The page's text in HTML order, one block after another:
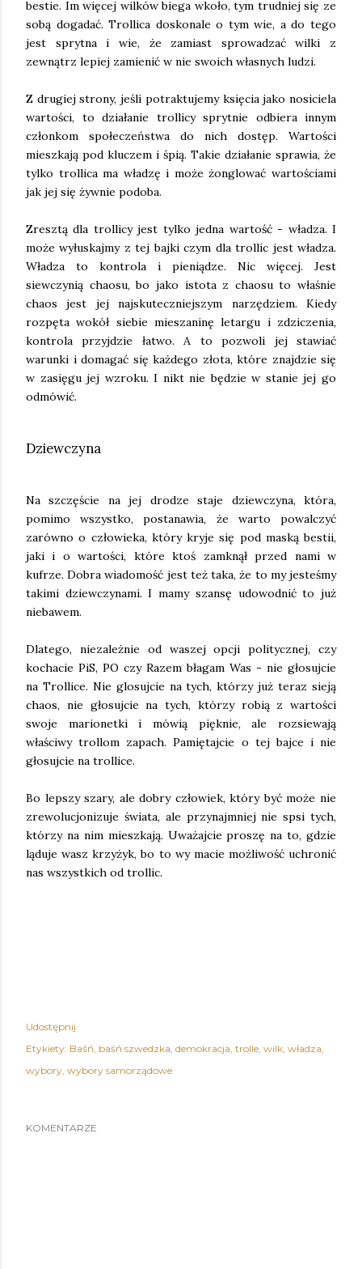
bestie. Im więcej wilków biega wkoło, tym trudniej się ze
sobą dogadać. Trollica doskonale o tym wie, a do tego
jest sprytna i wie, że zamiast sprowadzać wilki z
zewnątrz lepiej zamienić w nie swoich własnych ludzi.
Z drugiej strony, jeśli potraktujemy księcia jako nosiciela
wartości, to działanie trollicy sprytnie odbiera innym
członkom społeczeństwa do nich dostęp. Wartości
mieszkają pod kluczem i śpią. Takie działanie sprawia, że
tylko trollica ma władzę i może żonglować wartościami
jak jej się żywnie podoba.
Zresztą dla trollicy jest tylko jedna wartość - władza. I
może wyłuskajmy z tej bajki czym dla trollic jest władza.
Władza to kontrola i pieniądze. Nic więcej. Jest
siewczynią chaosu, bo jako istota z chaosu to właśnie
chaos jest jej najskuteczniejszym narzędziem. Kiedy
rozpęta wokół siebie mieszaninę letargu i zdziczenia,
kontrola przyjdzie łatwo. A to pozwoli jej stawiać
warunki i domagać się każdego złota, które znajdzie się
w zasięgu jej wzroku. I nikt nie będzie w stanie jej go
odmówić.
Dziewczyna
Na szczęście na jej drodze staje dziewczyna, która,
pomimo wszystko, postanawia, że warto powalczyć
zarówno o człowieka, który kryje się pod maską bestii,
jaki i o wartości, które ktoś zamknął przed nami w
kufrze. Dobra wiadomość jest też taka, że to my jesteśmy
takimi dziewczynami. I mamy szansę udowodnić to już
niebawem.
Dlatego, niezależnie od waszej opcji politycznej, czy
kochacie PiS, PO czy Razem błagam Was - nie głosujcie
na Trollice. Nie glosujcie na tych, którzy już teraz sieją
chaos, nie głosujcie na tych, którzy robią z wartości
swoje marionetki i mówią pięknie, ale rozsiewają
właściwy trollom zapach. Pamiętajcie o tej bajce i nie
głosujcie na trollice.
Bo lepszy szary, ale dobry człowiek, który być może nie
zrewolucjonizuje świata, ale przynajmniej nie spsi tych,
którzy na nim mieszkają. Uważajcie proszę na to, gdzie
ląduje wasz krzyżyk, bo to wy macie możliwość uchronić
nas wszystkich od trollic.
Udostępnij
Etykiety: Baśń baśń szwedzka demokracja trolle wilk władza
wybory wybory samorządowe
KOMENTARZE